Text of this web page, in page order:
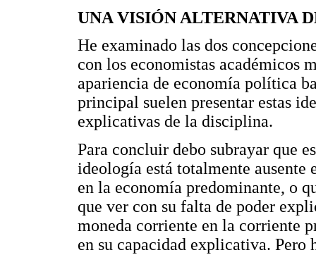
UNA VISIÓN ALTERNATIVA
He examinado las dos
con los economistas académicos
apariencia de economía política
principal suelen presentar estas
explicativas de la disciplina.
Para concluir debo subrayar que
ideología está totalmente ausente
en la economía predominante, o
que ver con su falta de poder
moneda corriente en la corriente
en su capacidad explicativa. Pero